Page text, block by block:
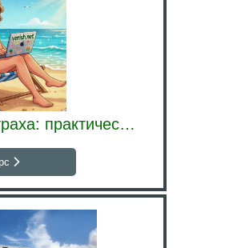
Компьютер без страха: практический минимум